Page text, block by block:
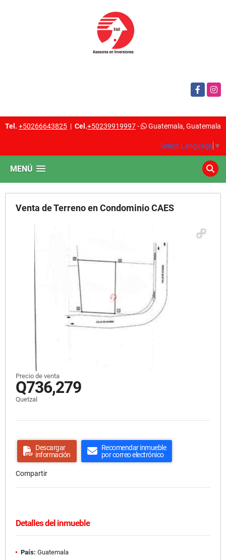
Facebook
Tel. +50266643825 | Cel.+50239919997- Guatemala, Guatemala
Select Language ▼
MENÚ
Venta de Terreno en Condominio CAES
Precio de venta
Q736,279
Quetzal
Descargar
información
Recomendar inmueble
por correo electrónico
Compartir
Detalles del inmueble
País: Guatemala